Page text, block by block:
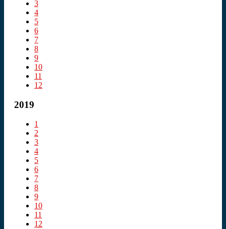
3
4
5
6
7
8
9
10
11
12
2019
1
2
3
4
5
6
7
8
9
10
11
12